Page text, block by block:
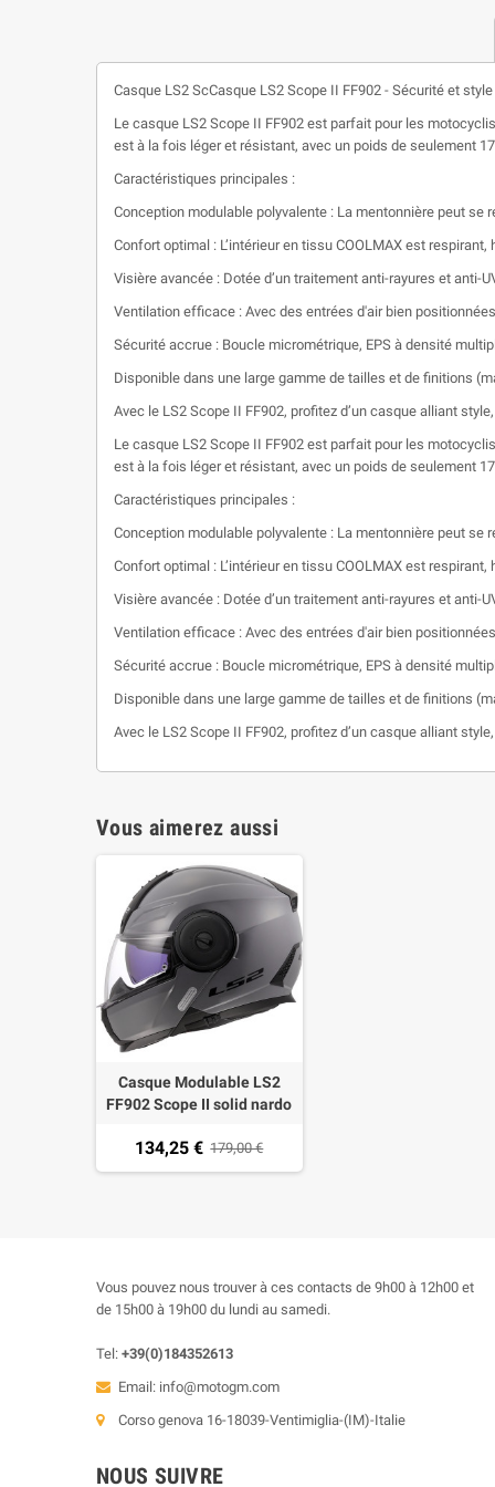
Casque LS2 ScCasque LS2 Scope II FF902 - Sécurité et
Le casque LS2 Scope II FF902 est parfait pour les
est à la fois léger et résistant, avec un poids de seulement
Caractéristiques principales :
Conception modulable polyvalente : La mentonnière peut se
Confort optimal : L’intérieur en tissu COOLMAX est
Visière avancée : Dotée d’un traitement anti-rayures et
Ventilation efficace : Avec des entrées d'air bien
Sécurité accrue : Boucle micrométrique, EPS à densité
Disponible dans une large gamme de tailles et de finitions
Avec le LS2 Scope II FF902, profitez d’un casque alliant
Le casque LS2 Scope II FF902 est parfait pour les
est à la fois léger et résistant, avec un poids de seulement
Caractéristiques principales :
Conception modulable polyvalente : La mentonnière peut se
Confort optimal : L’intérieur en tissu COOLMAX est
Visière avancée : Dotée d’un traitement anti-rayures et
Ventilation efficace : Avec des entrées d'air bien
Sécurité accrue : Boucle micrométrique, EPS à densité
Disponible dans une large gamme de tailles et de finitions
Avec le LS2 Scope II FF902, profitez d’un casque alliant
Vous aimerez aussi
Casque Modulable LS2
FF902 Scope II solid nardo
134,25 € 179,00 €
Vous pouvez nous trouver à ces contacts de 9h00 à 12h00 et
de 15h00 à 19h00 du lundi au samedi.
Tel: +39(0)184352613
Email: info@motogm.com
Corso genova 16-18039-Ventimiglia-(IM)-Italie
NOUS SUIVRE